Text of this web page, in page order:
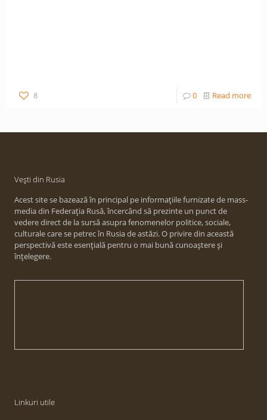
8 0 Read more
Vești din Rusia
Acest site se bazează în principal pe informațiile furnizate de mass-
media din Federația Rusă, încercând să prezinte un punct de
vedere direct de la sursă asupra fenomenelor politice, sociale,
culturale care se petrec în Rusia de astăzi. O privire din această
perspectivă este esențială pentru o mai bună cunoaștere și
înțelegere.
Linkuri utile